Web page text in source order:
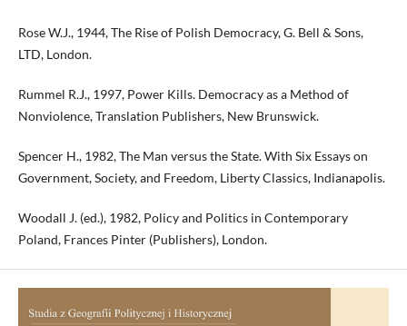
Rose W.J., 1944, The Rise of Polish Democracy, G. Bell & Sons,
LTD, London.
Rummel R.J., 1997, Power Kills. Democracy as a Method of
Nonviolence, Translation Publishers, New Brunswick.
Spencer H., 1982, The Man versus the State. With Six Essays on
Government, Society, and Freedom, Liberty Classics, Indianapolis.
Woodall J. (ed.), 1982, Policy and Politics in Contemporary
Poland, Frances Pinter (Publishers), London.